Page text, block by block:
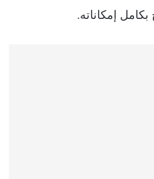
بكامل إمكاناته.